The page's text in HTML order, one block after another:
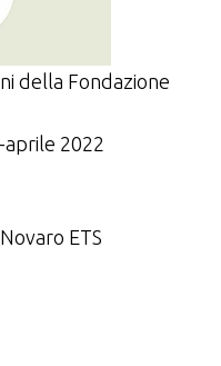
della Fondazione
aprile 2022
ETS